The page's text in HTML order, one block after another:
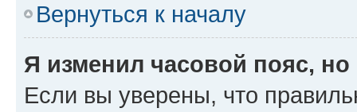
Вернуться к началу
Я изменил часовой пояс,
Если вы уверены, что